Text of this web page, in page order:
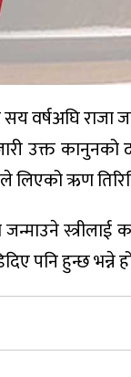
वर्षअघि राजा
उक्त कानुनको
ऋण
जन्माउने
पनि हुन्छ भन्ने